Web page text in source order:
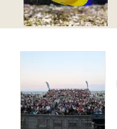
Concerts
Sports
Soirées
Sorties famille
Nice
Paris
Strasbourg
Toulouse